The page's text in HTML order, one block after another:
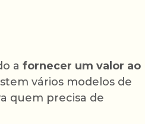
a fornecer um valor ao
vários modelos de
quem precisa de